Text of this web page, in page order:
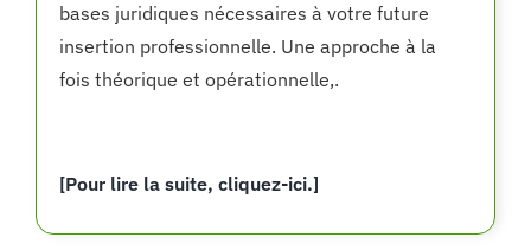
bases juridiques nécessaires à votre future
insertion professionnelle. Une approche à la
fois théorique et opérationnelle,.
[Pour lire la suite, cliquez-ici.]